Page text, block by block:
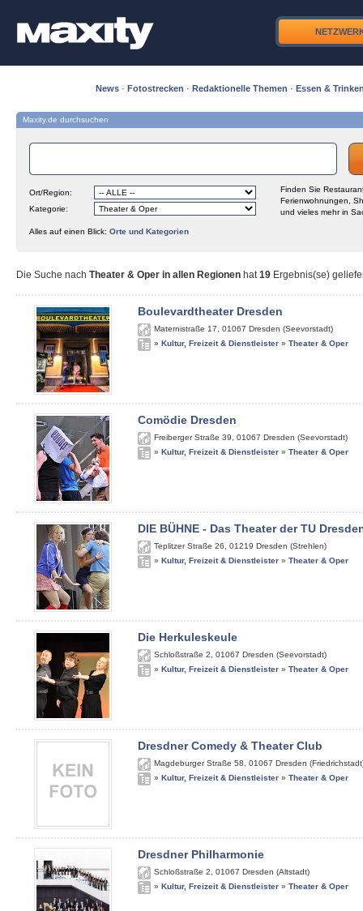
News · Fotostrecken · Redaktionelle Themen · Essen &
Maxity.de durchsuchen
Ort/Region:
Kategorie:
Finden Sie
Ferienwohnungen,
und vieles mehr in
Alles auf einen Blick: Orte und Kategorien
Die Suche nach Theater & Oper in allen Regionen hat19 Ergebnis(se)
Boulevardtheater Dresden
Maternistraße 17 01067 Dresden (Seevorstadt)
» Kultur, Freizeit & Dienstleister » Theater & Oper
Comödie Dresden
Freiberger Straße 39 01067 Dresden (Seevorstadt)
» Kultur, Freizeit & Dienstleister » Theater & Oper
DIE BÜHNE - Das Theater der TU
Teplitzer Straße 26 01219 Dresden (Strehlen)
» Kultur, Freizeit & Dienstleister » Theater & Oper
Die Herkuleskeule
Schloßstraße 2 01067 Dresden (Seevorstadt)
» Kultur, Freizeit & Dienstleister » Theater & Oper
Dresdner Comedy & Theater Club
Magdeburger Straße 58 01067 Dresden
» Kultur, Freizeit & Dienstleister » Theater & Oper
Dresdner Philharmonie
Schloßstraße 2 01067 Dresden (Altstadt)
» Kultur, Freizeit & Dienstleister » Theater & Oper